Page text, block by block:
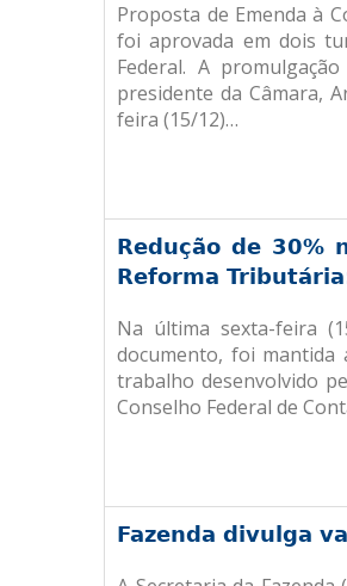
Proposta de Emenda à
foi aprovada em dois
Federal. A
presidente da Câmara,
feira (15/12)…
Redução de 30%
Reforma
Na última sexta-feira
documento, foi mantida
trabalho desenvolvido
Conselho Federal de
Fazenda divulga